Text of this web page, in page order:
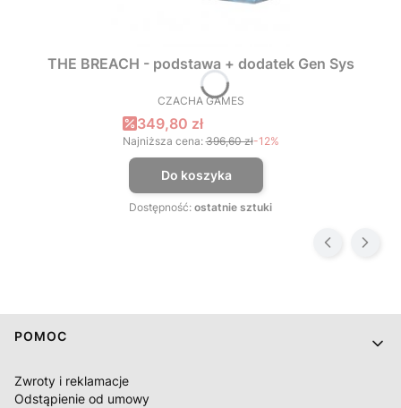
THE BREACH - podstawa + dodatek Gen Sys
PRODUCENT
CZACHA GAMES
Cena promocyjna
349,80 zł
Najniższa cena: 396,60 zł-12%
Do koszyka
Dostępność: ostatnie sztuki
Linki w stopce
POMOC
Zwroty i reklamacje
Odstąpienie od umowy